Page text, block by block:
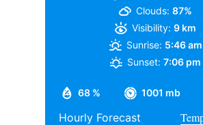
68 % 1001 mb
Clouds: 87%
Visibility: 9 km
Sunrise: 5:46 am
Sunset: 7:06 pm
Hourly Forecast